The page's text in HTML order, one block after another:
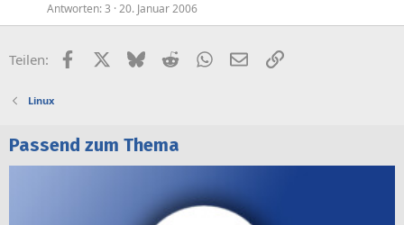
Antworten 3 20. Januar 2006
Teilen: FacebookX (Twitter)
BlueskyRedditWhatsApp
E-MailLink
Linux
Passend zum Thema